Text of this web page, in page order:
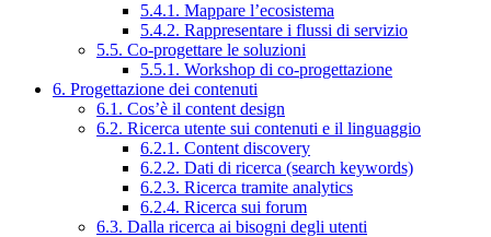
5.4.1. Mappare l’ecosistema
5.4.2. Rappresentare i flussi di servizio
5.5. Co-progettare le soluzioni
5.5.1. Workshop di co-progettazione
6. Progettazione dei contenuti
6.1. Cos’è il content design
6.2. Ricerca utente sui contenuti e il linguaggio
6.2.1. Content discovery
6.2.2. Dati di ricerca (search keywords)
6.2.3. Ricerca tramite analytics
6.2.4. Ricerca sui forum
6.3. Dalla ricerca ai bisogni degli utenti